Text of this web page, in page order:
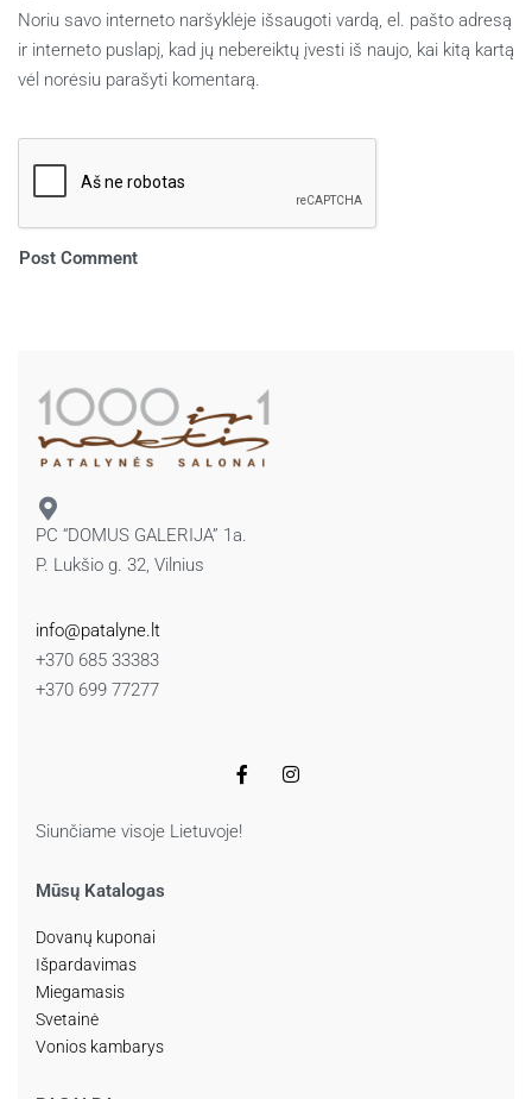
Noriu savo interneto naršyklėje išsaugoti vardą, el. pašto adresą
ir interneto puslapį, kad jų nebereiktų įvesti iš naujo, kai kitą kartą
vėl norėsiu parašyti komentarą.
PC “DOMUS GALERIJA” 1a.
P. Lukšio g. 32, Vilnius
info@patalyne.lt
+370 685 33383
+370 699 77277
Siunčiame visoje Lietuvoje!
Mūsų Katalogas
Dovanų kuponai
Išpardavimas
Miegamasis
Svetainė
Vonios kambarys